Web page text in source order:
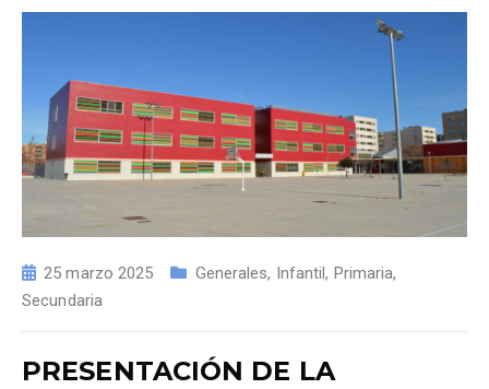
25 marzo 2025 Generales, Infantil, Primaria,
Secundaria
PRESENTACIÓN DE LA